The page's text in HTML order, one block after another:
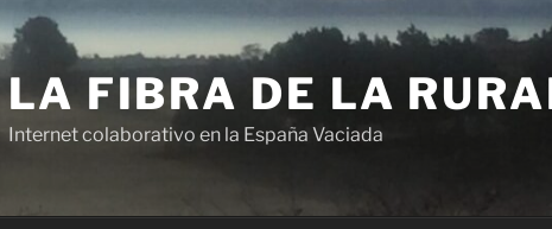
LA FIBRA DE LA
Internet colaborativo en la España Vaciada